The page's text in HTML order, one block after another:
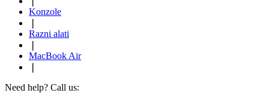
Konzole
Razni alati
MacBook Air
Need help? Call us: